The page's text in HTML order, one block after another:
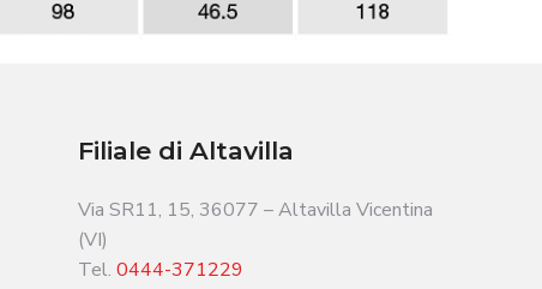
Filiale di Altavilla
Via SR11, 15, 36077 – Altavilla Vicentina
(VI)
Tel. 0444-371229